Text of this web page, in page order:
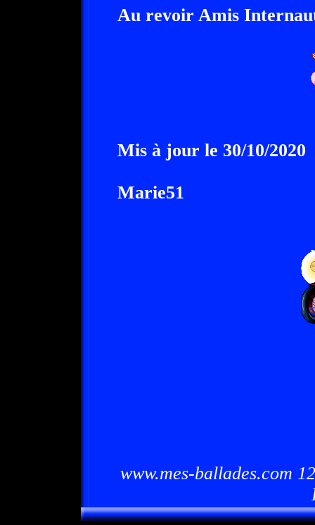
Au revoir Amis
Mis à jour le 30/10/2020
Marie51
www.mes-ballades.com